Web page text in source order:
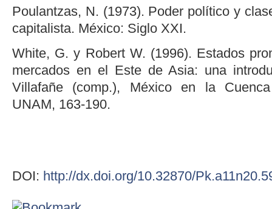
Poulantzas, N. (1973). Poder político y
capitalista. México: Siglo XXI.
White, G. y Robert W. (1996). Estados
mercados en el Este de Asia: una
Villafañe (comp.), México en la
UNAM, 163-190.
DOI: http://dx.doi.org/10.32870/